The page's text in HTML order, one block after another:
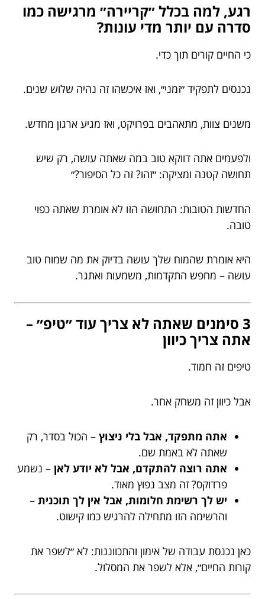
רגע, למה בכלל ״קריירה״ מרגישה כמו
סדרה עם יותר מדי עונות?
כי החיים קורים תוך כדי.
נכנסים לתפקיד ״זמני״, ואז איכשהו זה נהיה שלוש שנים.
משנים צוות, מתאהבים בפרויקט, ואז מגיע ארגון מחדש.
ולפעמים אתה דווקא טוב במה שאתה עושה, רק שיש
תחושה קטנה ומציקה: ״זהו? זה כל הסיפור?״
החדשות הטובות: התחושה הזו לא אומרת שאתה כפוי
טובה.
היא אומרת שהמוח שלך עושה בדיוק את מה שמוח טוב
עושה – מחפש התקדמות, משמעות ואתגר.
3 סימנים שאתה לא צריך עוד ״טיפ״ –
אתה צריך כיוון
טיפים זה חמוד.
אבל כיוון זה משחק אחר.
אתה מתפקד, אבל בלי ניצוץ – הכול בסדר, רק
שאתה לא באמת שם.
אתה רוצה להתקדם, אבל לא יודע לאן – נשמע
פרדוקס? זה מצב נפוץ מאוד.
יש לך רשימת חלומות, אבל אין לך תוכנית –
והרשימה הזו מתחילה להרגיש כמו קישוט.
כאן נכנסת עבודה של אימון והתכווננות: לא ״לשפר את
קורות החיים״, אלא לשפר את המסלול.